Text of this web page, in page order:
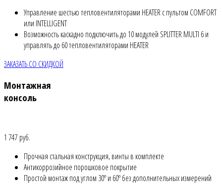
Управление шестью тепловентиляторами HEATER с пультом COMFORT
или INTELLIGENT
Возможность каскадно подключить до 10 модулей SPLITTER MULTI 6 и
управлять до 60 тепловентиляторами HEATER
ЗАКАЗАТЬ СО СКИДКОЙ
Монтажная
консоль
1 747 руб.
Прочная стальная конструкция, винты в комплекте
Антикоррозийное порошковое покрытие
Простой монтаж под углом 30º и 60º без дополнительных измерений